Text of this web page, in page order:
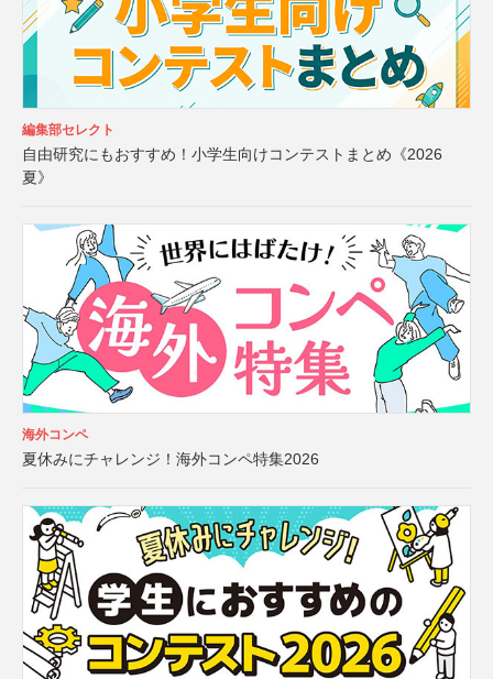
編集部セレクト
自由研究にもおすすめ！小学生向けコンテストまとめ《2026
夏》
海外コンペ
夏休みにチャレンジ！海外コンペ特集2026